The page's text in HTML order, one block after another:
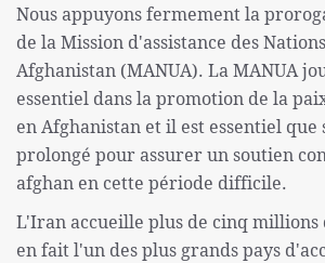
Nous appuyons fermement la
de la Mission d'assistance des
Afghanistan (MANUA). La MANUA
essentiel dans la promotion de la
en Afghanistan et il est essentiel que
prolongé pour assurer un soutien
afghan en cette période difficile.
L'Iran accueille plus de cinq millions
en fait l'un des plus grands pays